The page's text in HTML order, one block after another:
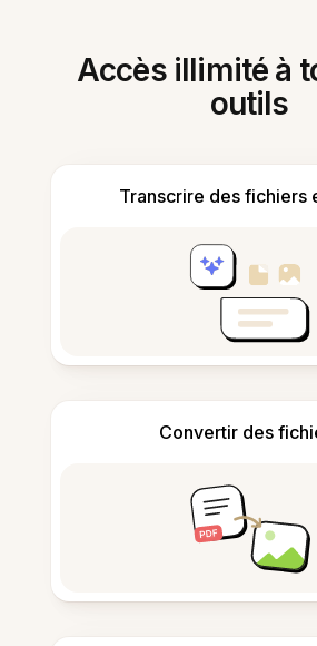
Accès illimité à
outils
Transcrire des fichiers
Convertir des